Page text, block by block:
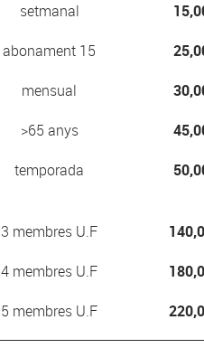
setmanal
abonament 15
mensual
>65 anys
temporada
3 membres U.F
4 membres U.F
5 membres U.F